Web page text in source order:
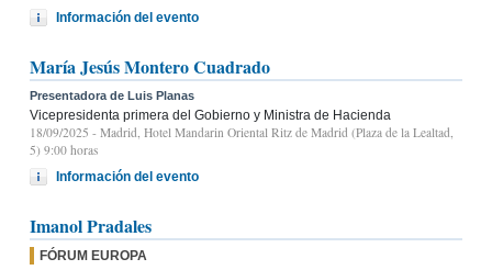
Información del evento
María Jesús Montero Cuadrado
Presentadora de Luis Planas
Vicepresidenta primera del Gobierno y Ministra de Hacienda
18/09/2025 - Madrid, Hotel Mandarin Oriental Ritz de Madrid (Plaza de la Lealtad,
5) 9:00 horas
Información del evento
Imanol Pradales
FÓRUM EUROPA